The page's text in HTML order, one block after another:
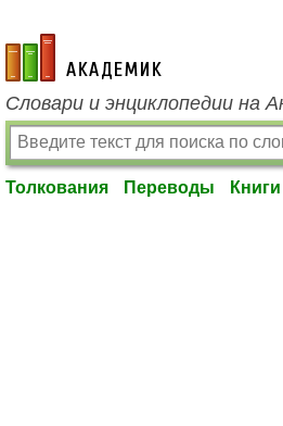
academic.ru
Словари и энциклопедии на
Толкования Переводы Книги